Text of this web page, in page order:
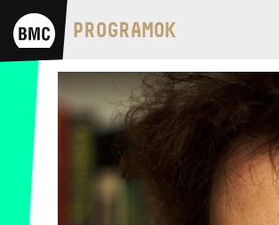
BMC RECORDS
ZENEI
KÖNYVTÁR
PROGRAMOK